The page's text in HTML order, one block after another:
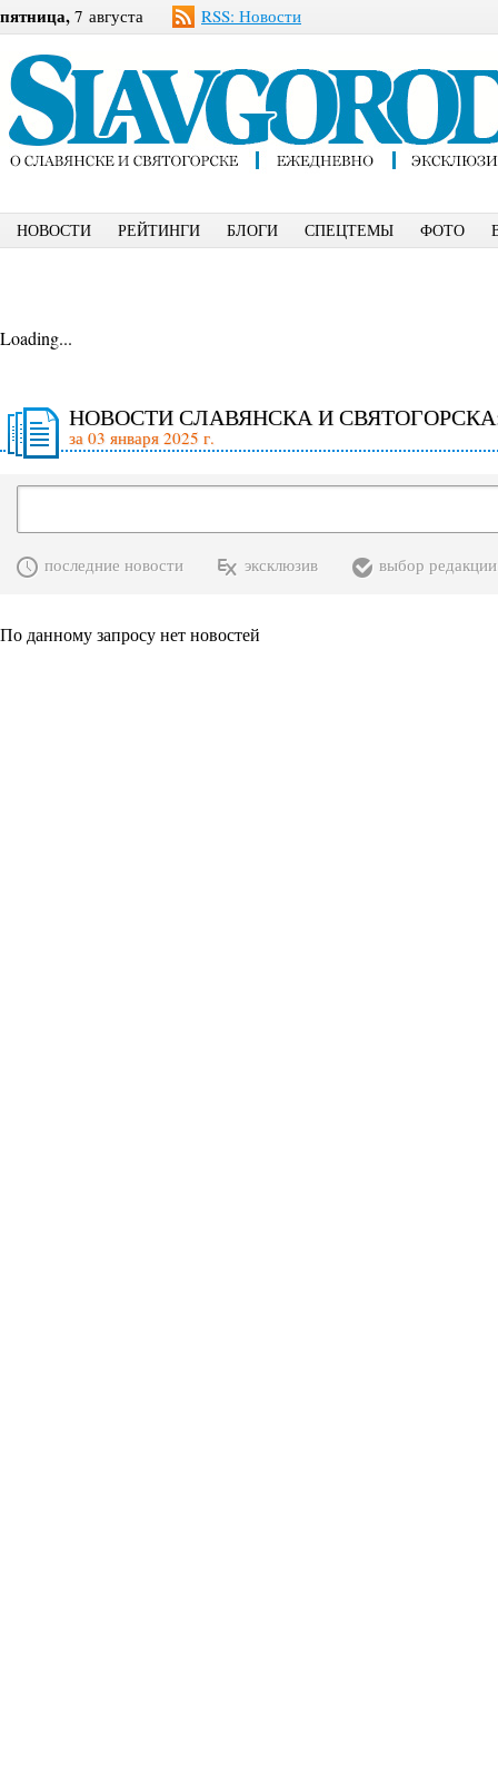
пятница, 7 августа RSS: Новости
НОВОСТИ РЕЙТИНГИ БЛОГИ СПЕЦТЕМЫ ФОТО
Loading...
НОВОСТИ СЛАВЯНСКА И
за 03 января 2025 г.
последние новости эксклюзив выбор редакции
По данному запросу нет новостей